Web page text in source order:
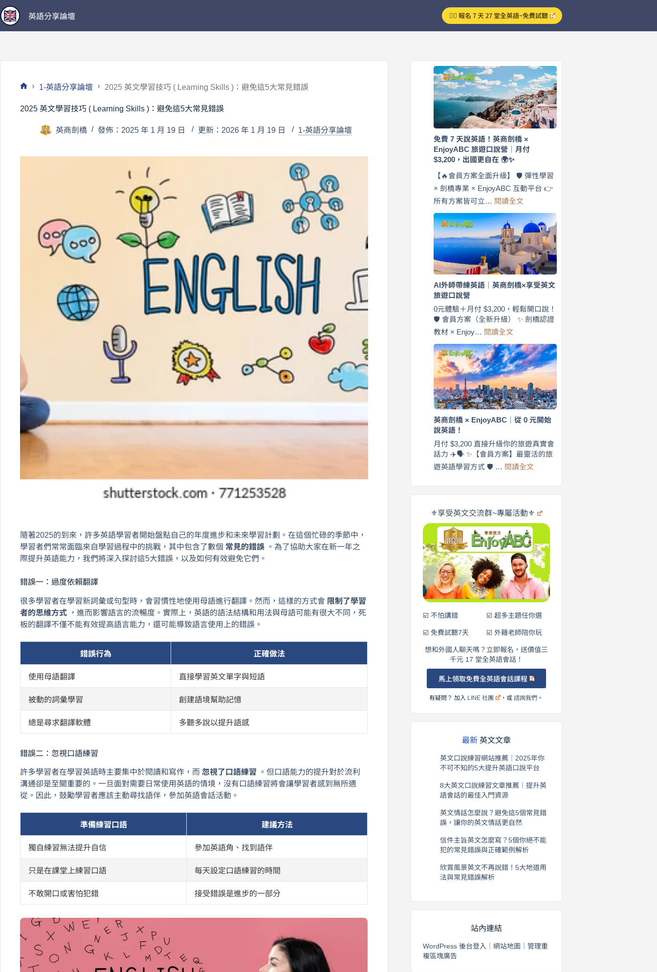
跳
至
主
英語分享論壇 👉🏻 報名 7 天 27 堂全英語~免費試聽
頁
1-英語分享論壇 2025 英文學習技巧 ( Learning Skills )：避免這5大常見錯誤
2025 英文學習技巧 ( Learning Skills )：避免這5大常見錯誤
英商劍橋 發佈：2025 年 1 月 19 日 更新：2026 年 1 月 19 日 1-英語分享論壇
隨著2025的到來，許多英語學習者開始盤點自己的年度進步和未來學習計劃。在這個忙碌的季節中，
學習者們常常面臨來自學習過程中的挑戰，其中包含了數個 常見的錯誤 。為了協助大家在新一年之
際提升英語能力，我們將深入探討這5大錯誤，以及如何有效避免它們。
錯誤一：過度依賴翻譯
很多學習者在學習新詞彙或句型時，會習慣性地使用母語進行翻譯。然而，這樣的方式會 限制了學習
者的思維方式 ，進而影響語言的流暢度。實際上，英語的語法結構和用法與母語可能有很大不同，死
板的翻譯不僅不能有效提高語言能力，還可能導致語言使用上的錯誤。
錯誤行為 正確做法
使用母語翻譯 直接學習英文單字與短語
被動的詞彙學習 創建語境幫助記憶
總是尋求翻譯軟體 多聽多說以提升語感
錯誤二：忽視口語練習
許多學習者在學習英語時主要集中於閱讀和寫作，而 忽視了口語練習 。但口語能力的提升對於流利
溝通卻是至關重要的。一旦面對需要日常使用英語的情境，沒有口語練習將會讓學習者感到無所適
從。因此，鼓勵學習者應該主動尋找語伴，參加英語會話活動。
準備練習口語 建議方法
獨自練習無法提升自信 參加英語角、找到語伴
只是在課堂上練習口語 每天設定口語練習的時間
不敢開口或害怕犯錯 接受錯誤是進步的一部分
免費 7 天說英語！英商劍橋 ×
EnjoyABC 旅遊口說營｜月付
$3,200，出國更自在 🌍✨
【🔥會員方案全面升級】 🛡️ 彈性學習
× 劍橋專業 × EnjoyABC 互動平台 👉
所有方案皆可立… 閱讀全文
費
7
天
說
英
語！
商
橋
×
EnjoyABC
遊
口
說
營
｜
月
付
$3,200，
更
自
在
✨
AI外師帶練英語｜英商劍橋×享受英文
旅遊口說營
0元體驗＋月付 $3,200，輕鬆開口說！
🛡️ 會員方案（全新升級） ✨ 劍橋認證
教材 × Enjoy… 閱讀全文
外
師
帶
練
英
語
｜
英
劍
橋
×
享
英
旅
遊
口
說
營
英商劍橋 × EnjoyABC｜從 0 元開始
說英語！
月付 $3,200 直接升級你的旅遊真實會
話力 ✈️🗣️ ✨【會員方案】最靈活的旅
遊英語學習方式 🛡️ … 閱讀全文
商
劍
×
EnjoyABC
0
元
開
始
說
英
語！
⚜️享受英文交流群~專屬活動⚜️
☑️ 不怕講錯
☑️ 免費試聽7天
☑️ 超多主題任你選
☑️ 外籍老師陪你玩
想和外國人聊天嗎？立即報名，送價值三
千元 17 堂全英語會話！
馬上領取免費全英語會話課程
有疑問？ 加入 LINE 社團 ，或諮詢我們 。
最新英文文章
英文口說練習網站推薦｜2025年你
不可不知的5大提升英語口說平台
8大英文口說練習文章推薦｜提升英
語會話的最佳入門資源
英文情話怎麼說？避免這5個常見錯
誤，讓你的英文情話更自然
信件主旨英文怎麼寫？5個你絕不能
犯的常見錯誤與正確範例解析
欣賞風景英文不再說錯！5大地道用
法與常見錯誤解析
站內連結
WordPress 後台登入 網站地圖
管理重
複區塊廣告